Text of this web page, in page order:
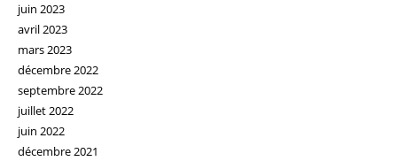
juin 2023
avril 2023
mars 2023
décembre 2022
septembre 2022
juillet 2022
juin 2022
décembre 2021